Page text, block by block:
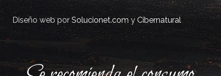
Diseño web porSolucionet.comyCibernatural